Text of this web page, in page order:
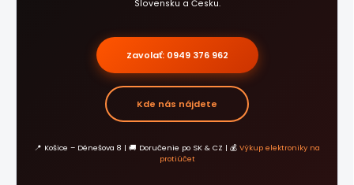
Slovensku a Česku.
Zavolať: 0949 376 962
Kde nás nájdete
📍 Košice – Dénešova 8 | 🚚 Doručenie po SK & CZ | 💰 Výkup elektroniky na
protiúčet